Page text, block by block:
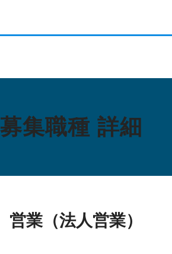
募集職種 詳細
営業（法人営業）